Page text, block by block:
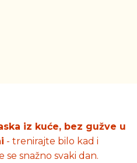
iz kuće, bez gužve u
- trenirajte bilo kad i
se snažno svaki dan.